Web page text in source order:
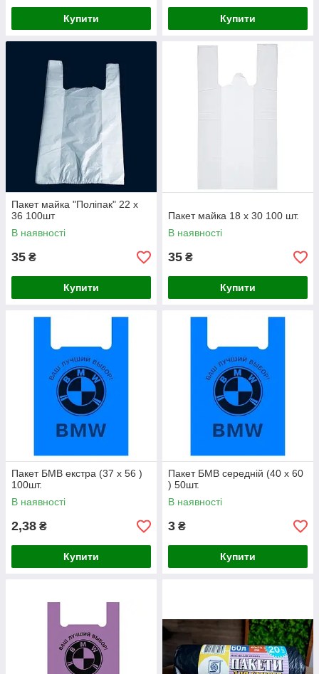
Купити Купити
Пакет майка "Поліпак" 22 х
36 100шт
В наявності
35 ₴
Купити
Пакет майка 18 х 30 100 шт.
В наявності
35 ₴
Купити
Пакет БМВ екстра (37 х 56 )
100шт.
В наявності
2,38 ₴
Купити
Пакет БМВ середній (40 х 60
) 50шт.
В наявності
3 ₴
Купити